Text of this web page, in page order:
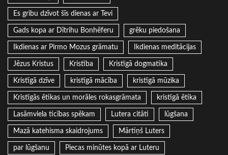
Es gribu dzīvot šīs dienas ar Tevi
Gads kopa ar Dītrihu Bonhēferu grēku piedošana
Ikdienas ar Pirmo Mozus grāmatu Ikdienas meditācijas
Jēzus Kristus Kristība Kristīgā dogmatika
Kristīgā dzīve kristīgā mācība kristīgā mūzika
Kristīgās ētikas un morāles rokasgrāmata kristīgā ētika
Lasāmviela ticības spēkam Lutera citāti lūgšana
Mazā katehisma skaidrojums Mārtiņš Luters
par lūgšanu Piecas minūtes kopā ar Luteru